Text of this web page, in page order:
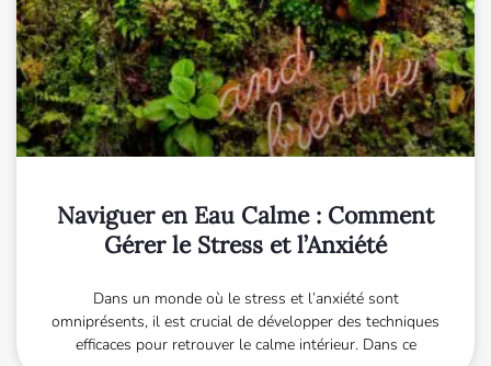
Naviguer en Eau Calme : Comment
Gérer le Stress et l’Anxiété
Dans un monde où le stress et l’anxiété sont
omniprésents, il est crucial de développer des techniques
efficaces pour retrouver le calme intérieur. Dans ce